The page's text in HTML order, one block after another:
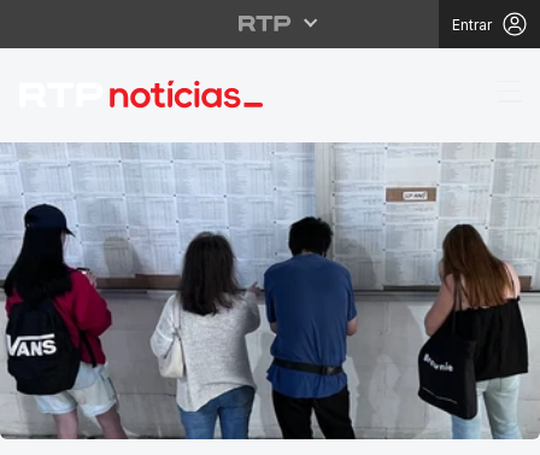
Entrar
RTP Notícias